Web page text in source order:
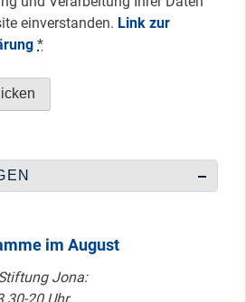
einverstanden. Link zur
*
im August
Jona: